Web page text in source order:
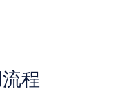
程